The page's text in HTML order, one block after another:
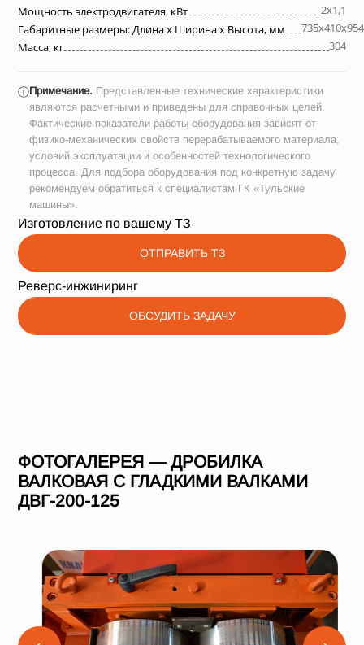
Мощность электродвигателя, кВт
2х1,1
Габаритные размеры: Длина х Ширина х Высота, мм
735х410х954
Масса, кг
304
ⓘПримечание. Представленные технические характеристики
являются расчетными и приведены для справочных целей.
Фактические показатели работы оборудования зависят от
физико-механических свойств перерабатываемого материала,
условий эксплуатации и особенностей технологического
процесса. Для подбора оборудования под конкретную задачу
рекомендуем обратиться к специалистам ГК «Тульские
машины».
Изготовление по вашему ТЗ
ОТПРАВИТЬ ТЗ
Реверс-инжиниринг
ОБСУДИТЬ ЗАДАЧУ
ФОТОГАЛЕРЕЯ — ДРОБИЛКА
ВАЛКОВАЯ С ГЛАДКИМИ ВАЛКАМИ
ДВГ-200-125